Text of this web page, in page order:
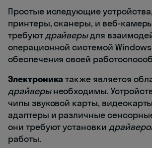
Простые иследующие
принтеры, сканеры, и веб-
требуютдрайверыдля
операционной системой
обеспечения своей
Электроника также является
драйверынеобходимы.
чипы звуковой карты,
адаптеры и различные
они требуют установки
работы.